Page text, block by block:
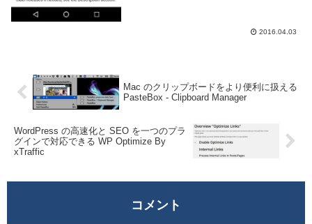
2016.04.03
Mac のクリップボードをより便利に扱える
PasteBox - Clipboard Manager
WordPress の高速化と SEO を一つのプラ
グインで対応できる WP Optimize By
xTraffic
コメント